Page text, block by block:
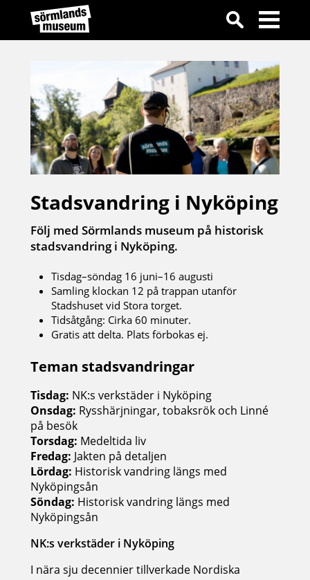
Stadsvandring i Nyköping
Följ med Sörmlands museum på historisk
stadsvandring i Nyköping.
Tisdag–söndag 16 juni–16 augusti
Samling klockan 12 på trappan utanför
Stadshuset vid Stora torget.
Tidsåtgång: Cirka 60 minuter.
Gratis att delta. Plats förbokas ej.
Teman stadsvandringar
Tisdag: NK:s verkstäder i Nyköping
Onsdag: Rysshärjningar, tobaksrök och Linné
på besök
Torsdag: Medeltida liv
Fredag: Jakten på detaljen
Lördag: Historisk vandring längs med
Nyköpingsån
Söndag: Historisk vandring längs med
Nyköpingsån
NK:s verkstäder i Nyköping
I nära sju decennier tillverkade Nordiska